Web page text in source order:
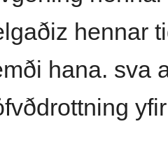
hennar
hana. sva